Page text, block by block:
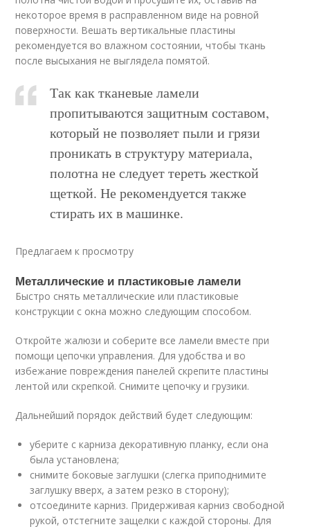
некоторое время в расправленном виде на ровной
поверхности. Вешать вертикальные пластины
рекомендуется во влажном состоянии, чтобы ткань
после высыхания не выглядела помятой.
Так как тканевые ламели
пропитываются защитным составом,
который не позволяет пыли и грязи
проникать в структуру материала,
полотна не следует тереть жесткой
щеткой. Не рекомендуется также
стирать их в машинке.
Предлагаем к просмотру
Металлические и пластиковые ламели
Быстро снять металлические или пластиковые
конструкции с окна можно следующим способом.
Откройте жалюзи и соберите все ламели вместе при
помощи цепочки управления. Для удобства и во
избежание повреждения панелей скрепите пластины
лентой или скрепкой. Снимите цепочку и грузики.
Дальнейший порядок действий будет следующим:
уберите с карниза декоративную планку, если она
была установлена;
снимите боковые заглушки (слегка приподнимите
заглушку вверх, а затем резко в сторону);
отсоедините карниз. Придерживая карниз свободной
рукой, отстегните защелки с каждой стороны. Для